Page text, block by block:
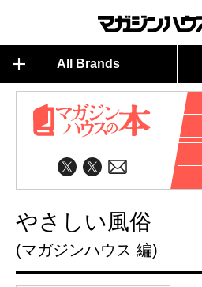
All Brands
やさしい風俗
(マガジンハウス 編)